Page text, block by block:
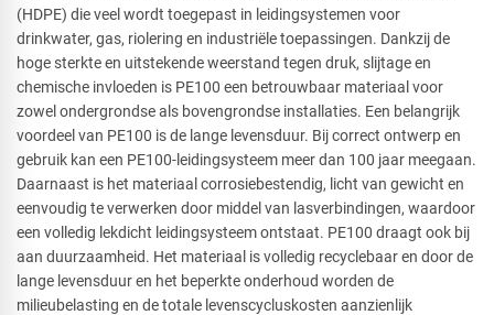
(HDPE) die veel wordt toegepast in leidingsystemen voor
drinkwater, gas, riolering en industriële toepassingen. Dankzij de
hoge sterkte en uitstekende weerstand tegen druk, slijtage en
chemische invloeden is PE100 een betrouwbaar materiaal voor
zowel ondergrondse als bovengrondse installaties. Een belangrijk
voordeel van PE100 is de lange levensduur. Bij correct ontwerp en
gebruik kan een PE100-leidingsysteem meer dan 100 jaar meegaan.
Daarnaast is het materiaal corrosiebestendig, licht van gewicht en
eenvoudig te verwerken door middel van lasverbindingen, waardoor
een volledig lekdicht leidingsysteem ontstaat. PE100 draagt ook bij
aan duurzaamheid. Het materiaal is volledig recyclebaar en door de
lange levensduur en het beperkte onderhoud worden de
milieubelasting en de totale levenscycluskosten aanzienlijk